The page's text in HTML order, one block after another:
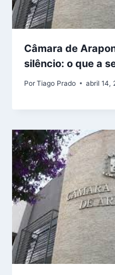
Câmara de
silêncio: o que a
PorTiago Prado abril 14,